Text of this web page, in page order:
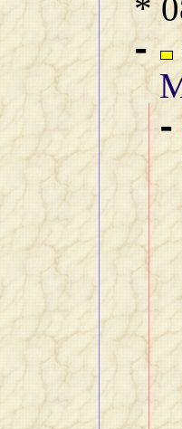
*
-
-